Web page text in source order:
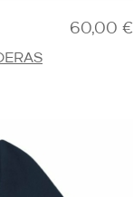
60,00 €